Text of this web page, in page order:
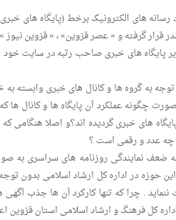
های الکترونیک برخط (پایگاه های
و می گوید « تیتر قزوین» با یک هزار و ۶۳۲ مطلب در صدر قرار گرفته و « عصر قزوین» ، « قزوین
پایگاه های خبری صاحب رتبه در سایت خود
به گروه ها و کانال های خبری وابسته به
چگونه عملکرد آن پایگاه ها و کانال ها
های خبری گردیده اند؟و اصلا هنگامی
چه عدد و رقمی است ؟
ضعف نمایندگی روزنامه های سراسری به
حوزه در اداره کل ارشاد اسلامی بدون
. چرا که تنها کارکرد آن ها جذب آگهی
کل فرهنگ و ارشاد اسلامی استان قزوین